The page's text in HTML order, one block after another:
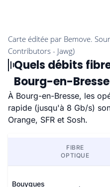
Quels débits
Bourg-en-
À Bourg-en-Bresse, les
rapide (jusqu'à 8 Gb/s)
Orange, SFR et Sosh.
FIBRE
OPTIQUE
Bouygues